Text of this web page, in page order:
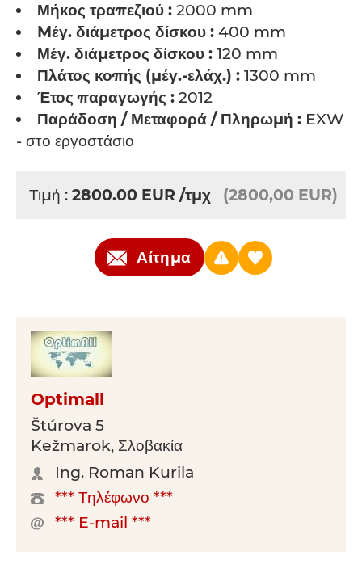
Μήκος τραπεζιού : 2000 mm
Mέγ. διάμετρος δίσκου : 400 mm
Μέγ. διάμετρος δίσκου : 120 mm
Πλάτος κοπής (μέγ.-ελάχ.) : 1300 mm
Έτος παραγωγής : 2012
Παράδοση / Μεταφορά / Πληρωμή : EXW
- στο εργοστάσιο
Τιμή : 2800.00 EUR /τμχ (2800,00 EUR)
Αίτημα
Optimall
Štúrova 5
Kežmarok, Σλοβακία
Ing. Roman Kurila
*** Τηλέφωνο ***
*** E-mail ***